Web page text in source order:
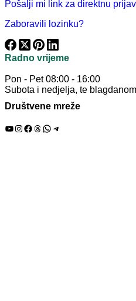
Pošalji mi link za direktnu
Zaboravili lozinku?
Radno vrijeme
Pon - Pet 08:00 - 16:00
Subota i nedjelja, te
Društvene mreže
YouTube
Instagram
Facebook
Threads
WhatsApp
Telegram